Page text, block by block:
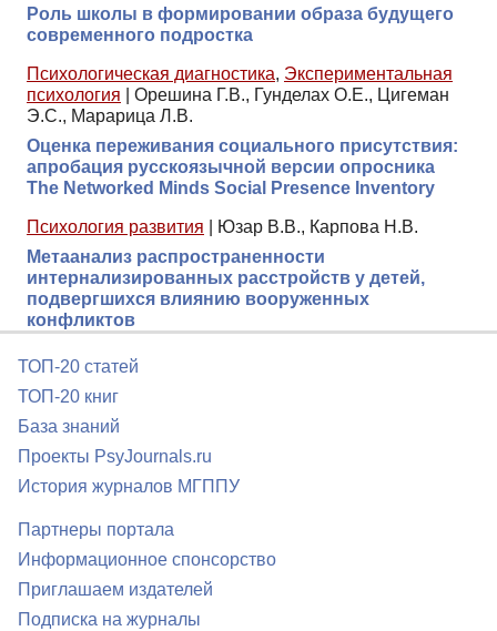
Роль школы в формировании образа будущего
современного подростка
Психологическая диагностика, Экспериментальная
психология
Орешина Г.В., Гунделах О.Е., Цигеман
Э.С., Марарица Л.В.
Оценка переживания социального присутствия:
апробация русскоязычной версии опросника
The Networked Minds Social Presence Inventory
Психология развития
Юзар В.В., Карпова Н.В.
Метаанализ распространенности
интернализированных расстройств у детей,
подвергшихся влиянию вооруженных
конфликтов
ТОП-20 статей
ТОП-20 книг
База знаний
Проекты PsyJournals.ru
История журналов МГППУ
Партнеры портала
Информационное спонсорство
Приглашаем издателей
Подписка на журналы